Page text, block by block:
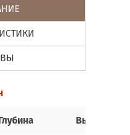
Высота